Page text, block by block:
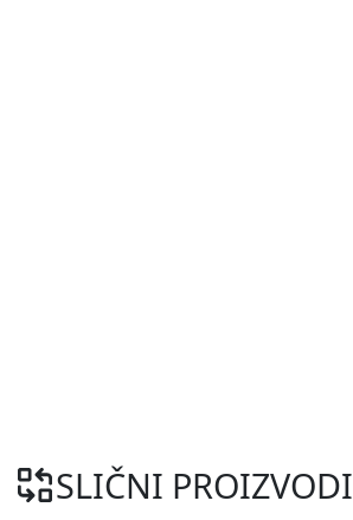
SLIČNI PROIZVODI